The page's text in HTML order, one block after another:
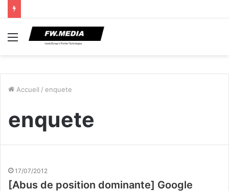
Menu
Accueil / enquete
enquete
17/07/2012
[Abus de position dominante] Google